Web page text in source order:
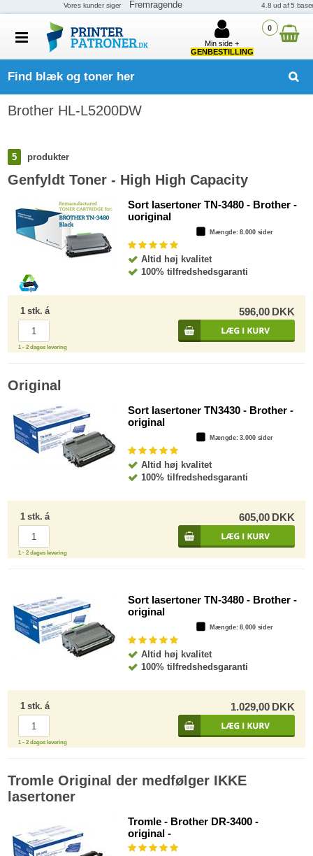
0
Min side +
GENBESTILLING
Find blæk og toner her
Brother HL-L5200DW
5 produkter
Genfyldt Toner - High High Capacity
Sort lasertoner TN-3480 - Brother -
uoriginal
Mængde: 8.000 sider
Altid høj kvalitet
100% tilfredshedsgaranti
1 stk. á 596,00 DKK
1 - 2 dages levering
Original
Sort lasertoner TN3430 - Brother -
original
Mængde: 3.000 sider
Altid høj kvalitet
100% tilfredshedsgaranti
1 stk. á 605,00 DKK
1 - 2 dages levering
Sort lasertoner TN-3480 - Brother -
original
Mængde: 8.000 sider
Altid høj kvalitet
100% tilfredshedsgaranti
1 stk. á 1.029,00 DKK
1 - 2 dages levering
Tromle Original der medfølger IKKE
lasertoner
Tromle - Brother DR-3400 -
original -